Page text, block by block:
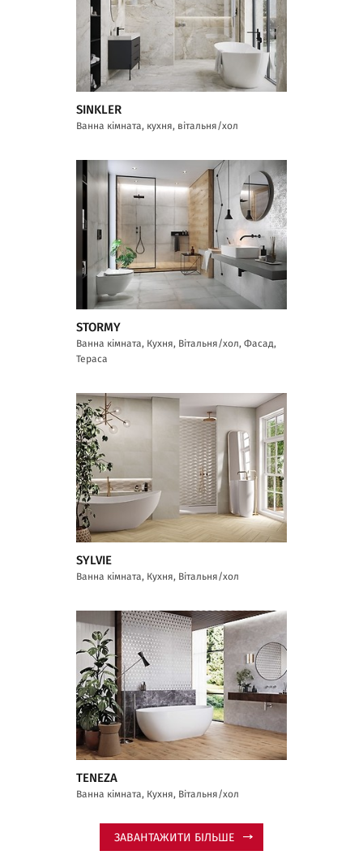
SINKLER
Ванна кімната, кухня, вітальня/хол
STORMY
Ванна кімната, Кухня, Вітальня/хол, Фасад,
Тераса
SYLVIE
Ванна кімната, Кухня, Вітальня/хол
TENEZA
Ванна кімната, Кухня, Вітальня/хол
ЗАВАНТАЖИТИ БІЛЬШЕ